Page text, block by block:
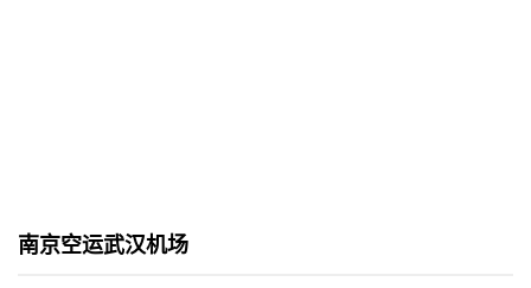
南京空运武汉机场